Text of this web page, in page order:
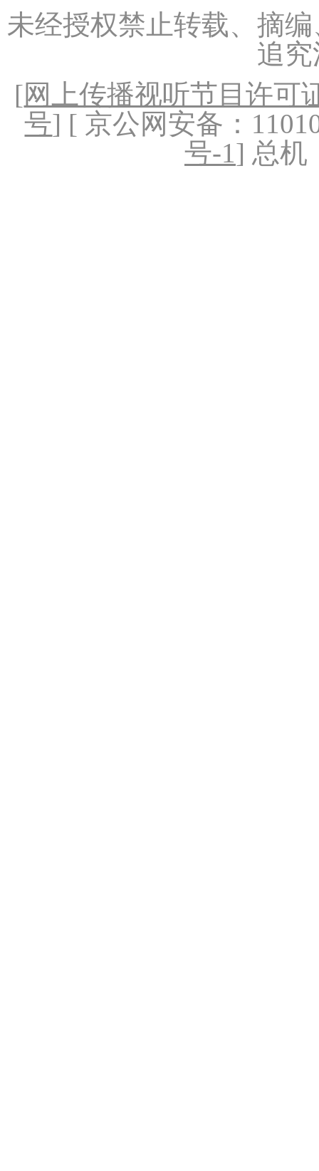
未经授权禁止转载、摘
追
[网上传播视听节目许可
号] [ 京公网安备：
号-1] 总机